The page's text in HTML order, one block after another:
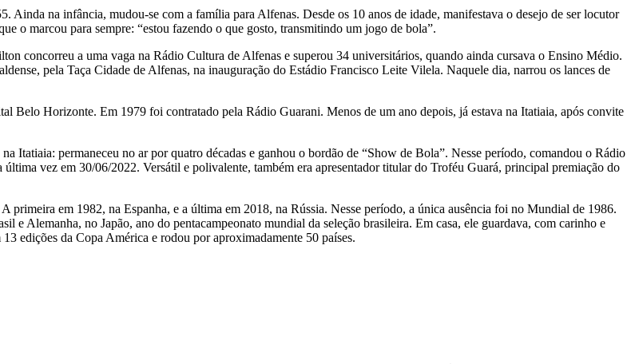
na infância, mudou-se com a família para Alfenas. Desde os 10 anos de idade, manifestava o desejo de ser locutor
o marcou para sempre: “estou fazendo o que gosto, transmitindo um jogo de bola”.
concorreu a uma vaga na Rádio Cultura de Alfenas e superou 34 universitários, quando ainda cursava o Ensino Médio.
pela Taça Cidade de Alfenas, na inauguração do Estádio Francisco Leite Vilela. Naquele dia, narrou os lances de
Belo Horizonte. Em 1979 foi contratado pela Rádio Guarani. Menos de um ano depois, já estava na Itatiaia, após convite
Itatiaia: permaneceu no ar por quatro décadas e ganhou o bordão de “Show de Bola”. Nesse período, comandou o Rádio
vez em 30/06/2022. Versátil e polivalente, também era apresentador titular do Troféu Guará, principal premiação do
em 1982, na Espanha, e a última em 2018, na Rússia. Nesse período, a única ausência foi no Mundial de 1986.
Alemanha, no Japão, ano do pentacampeonato mundial da seleção brasileira. Em casa, ele guardava, com carinho e
edições da Copa América e rodou por aproximadamente 50 países.